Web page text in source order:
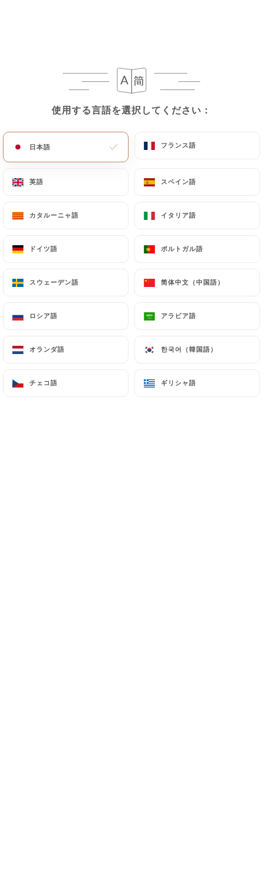
使用する言語を選択してください：
日本語 フランス語
英語 スペイン語
カタルーニャ語 イタリア語
ドイツ語 ポルトガル語
スウェーデン語 简体中文（中国語）
ロシア語 アラビア語
オランダ語 한국어（韓国語）
チェコ語 ギリシャ語
使用する言語を選択してください：
日本語 フランス語
英語 スペイン語
カタルーニャ語 イタリア語
ドイツ語 ポルトガル語
スウェーデン語 简体中文（中国語）
ロシア語 アラビア語
オランダ語 한국어（韓国語）
チェコ語 ギリシャ語